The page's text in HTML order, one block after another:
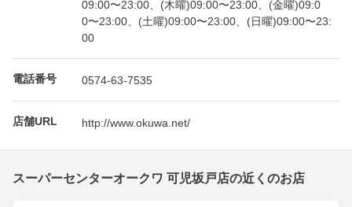
09:00〜23:00、(木曜)09:00〜23:00、(金曜)09:0
0〜23:00、(土曜)09:00〜23:00、(日曜)09:00〜23:
00
電話番号 0574-63-7535
店舗URL http://www.okuwa.net/
スーパーセンターオークワ 可児坂戸店の近くのお店